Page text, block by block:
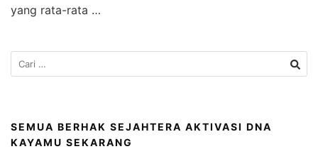
yang rata-rata …
SEMUA BERHAK SEJAHTERA AKTIVASI DNA
KAYAMU SEKARANG